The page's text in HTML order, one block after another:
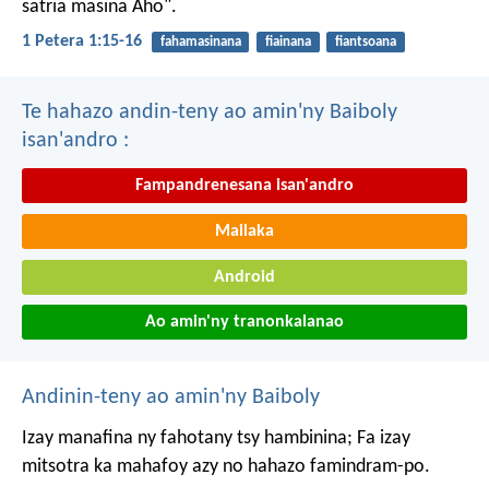
satria masina Aho".
1 Petera 1:15-16 fahamasinana fiainana fiantsoana
Te hahazo andin-teny ao amin'ny Baiboly
isan'andro :
Fampandrenesana isan'andro
Mailaka
Android
Ao amin'ny tranonkalanao
Andinin-teny ao amin'ny Baiboly
Izay manafina ny fahotany tsy hambinina; Fa izay
mitsotra ka mahafoy azy no hahazo famindram-po.